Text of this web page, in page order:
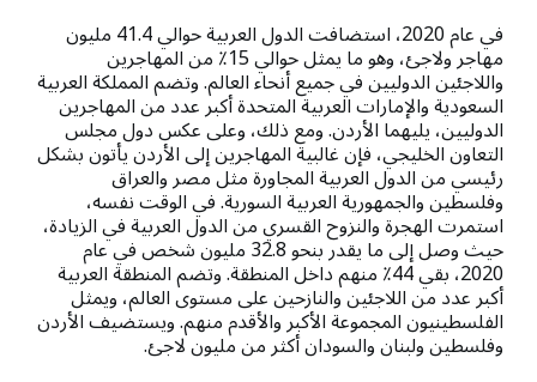
في عام 2020، استضافت الدول العربية حوالي 41.4 مليون
مهاجر ولاجئ، وهو ما يمثل حوالي 15٪ من المهاجرين
واللاجئين الدوليين في جميع أنحاء العالم. وتضم المملكة العربية
السعودية والإمارات العربية المتحدة أكبر عدد من المهاجرين
الدوليين، يليهما الأردن. ومع ذلك، وعلى عكس دول مجلس
التعاون الخليجي، فإن غالبية المهاجرين إلى الأردن يأتون بشكل
رئيسي من الدول العربية المجاورة مثل مصر والعراق
وفلسطين والجمهورية العربية السورية. في الوقت نفسه،
استمرت الهجرة والنزوح القسري من الدول العربية في الزيادة،
حيث وصل إلى ما يقدر بنحو 32.8 مليون شخص في عام
2020، بقي 44٪ منهم داخل المنطقة. وتضم المنطقة العربية
أكبر عدد من اللاجئين والنازحين على مستوى العالم، ويمثل
الفلسطينيون المجموعة الأكبر والأقدم منهم. ويستضيف الأردن
وفلسطين ولبنان والسودان أكثر من مليون لاجئ.